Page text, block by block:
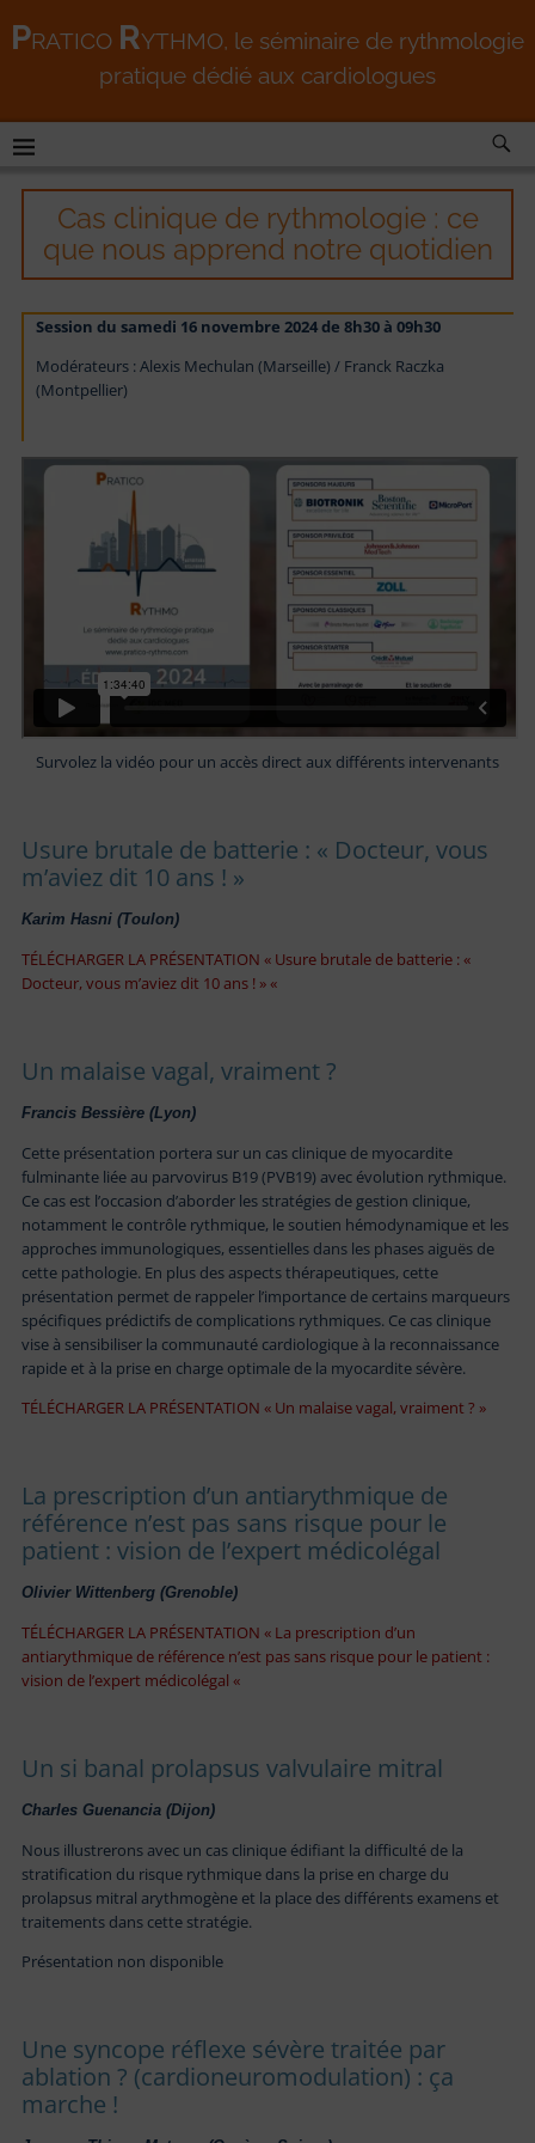
PRATICO RYTHMO, le séminaire de rythmologie
pratique dédié aux cardiologues
Cas clinique de rythmologie : ce
que nous apprend notre quotidien
Session du samedi 16 novembre 2024 de 8h30 à 09h30
Modérateurs : Alexis Mechulan (Marseille) / Franck Raczka
(Montpellier)
Survolez la vidéo pour un accès direct aux différents intervenants
Usure brutale de batterie : « Docteur, vous
m’aviez dit 10 ans ! »
Karim Hasni (Toulon)
TÉLÉCHARGER LA PRÉSENTATION « Usure brutale de batterie : «
Docteur, vous m’aviez dit 10 ans ! » «
Un malaise vagal, vraiment ?
Francis Bessière (Lyon)
Cette présentation portera sur un cas clinique de myocardite
fulminante liée au parvovirus B19 (PVB19) avec évolution rythmique.
Ce cas est l’occasion d’aborder les stratégies de gestion clinique,
notamment le contrôle rythmique, le soutien hémodynamique et les
approches immunologiques, essentielles dans les phases aiguës de
cette pathologie. En plus des aspects thérapeutiques, cette
présentation permet de rappeler l’importance de certains marqueurs
spécifiques prédictifs de complications rythmiques. Ce cas clinique
vise à sensibiliser la communauté cardiologique à la reconnaissance
rapide et à la prise en charge optimale de la myocardite sévère.
TÉLÉCHARGER LA PRÉSENTATION « Un malaise vagal, vraiment ? »
La prescription d’un antiarythmique de
référence n’est pas sans risque pour le
patient : vision de l’expert médicolégal
Olivier Wittenberg (Grenoble)
TÉLÉCHARGER LA PRÉSENTATION « La prescription d’un
antiarythmique de référence n’est pas sans risque pour le patient :
vision de l’expert médicolégal «
Un si banal prolapsus valvulaire mitral
Charles Guenancia (Dijon)
Nous illustrerons avec un cas clinique édifiant la difficulté de la
stratification du risque rythmique dans la prise en charge du
prolapsus mitral arythmogène et la place des différents examens et
traitements dans cette stratégie.
Présentation non disponible
Une syncope réflexe sévère traitée par
ablation ? (cardioneuromodulation) : ça
marche !